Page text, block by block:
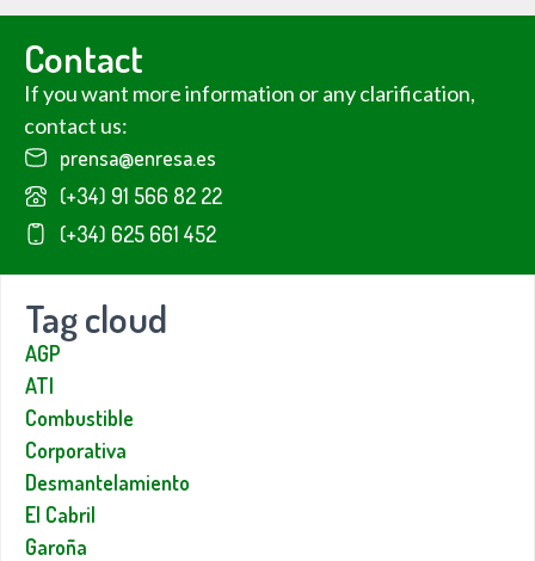
Contact
If you want more information or any clarification,
contact us:
prensa@enresa.es
(+34) 91 566 82 22
(+34) 625 661 452
Tag cloud
AGP
ATI
Combustible
Corporativa
Desmantelamiento
El Cabril
Garoña